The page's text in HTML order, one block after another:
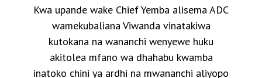
Kwa upande wake Chief Yemba alisema ADC
wamekubaliana Viwanda vinatakiwa
kutokana na wananchi wenyewe huku
akitolea mfano wa dhahabu kwamba
inatoko chini ya ardhi na mwananchi aliyopo